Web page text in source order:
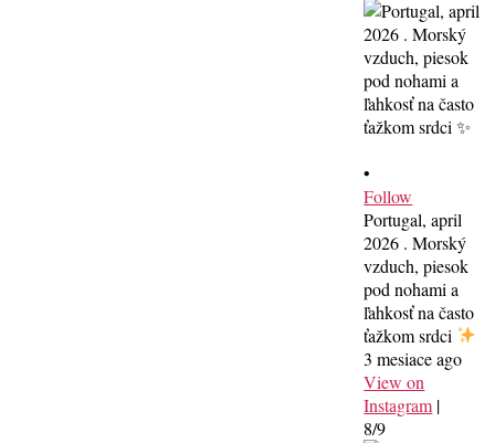
•
Follow
Portugal, april
2026 . Morský
vzduch, piesok
pod nohami a
ľahkosť na často
ťažkom srdci
3 mesiace ago
View on
Instagram |
8/9